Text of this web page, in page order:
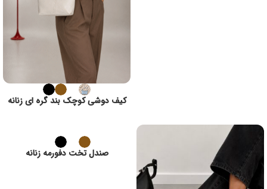
کیف دوشی کوچک بند گره ای زنانه
صندل تخت دفورمه زنانه